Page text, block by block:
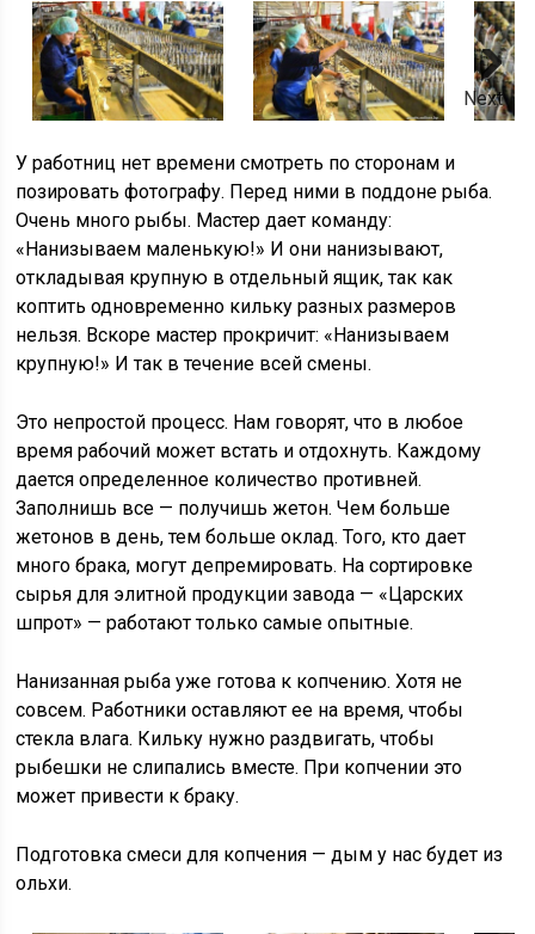
Next
У работниц нет времени смотреть по сторонам и
позировать фотографу. Перед ними в поддоне рыба.
Очень много рыбы. Мастер дает команду:
«Нанизываем маленькую!» И они нанизывают,
откладывая крупную в отдельный ящик, так как
коптить одновременно кильку разных размеров
нельзя. Вскоре мастер прокричит: «Нанизываем
крупную!» И так в течение всей смены.
Это непростой процесс. Нам говорят, что в любое
время рабочий может встать и отдохнуть. Каждому
дается определенное количество противней.
Заполнишь все — получишь жетон. Чем больше
жетонов в день, тем больше оклад. Того, кто дает
много брака, могут депремировать. На сортировке
сырья для элитной продукции завода — «Царских
шпрот» — работают только самые опытные.
Нанизанная рыба уже готова к копчению. Хотя не
совсем. Работники оставляют ее на время, чтобы
стекла влага. Кильку нужно раздвигать, чтобы
рыбешки не слипались вместе. При копчении это
может привести к браку.
Подготовка смеси для копчения — дым у нас будет из
ольхи.